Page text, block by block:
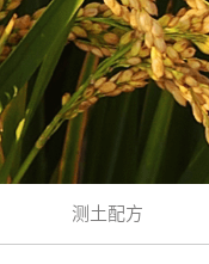
测土配方